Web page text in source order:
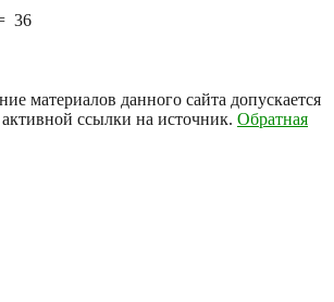
36
материалов данного сайта допускается
активной ссылки на источник. Обратная